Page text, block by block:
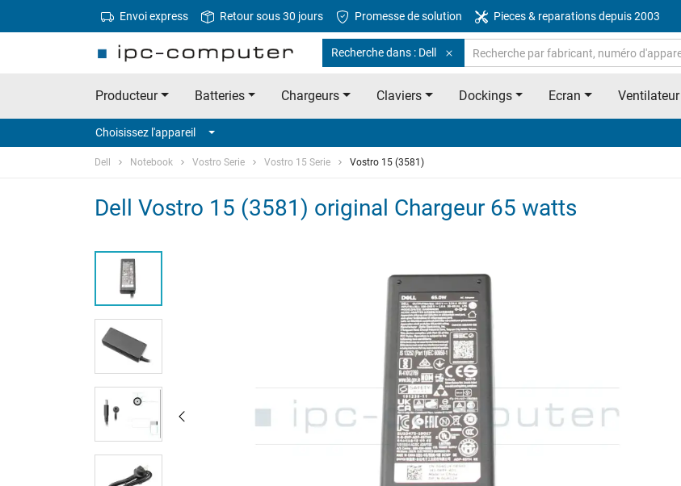
Envoi express Retour sous 30 jours Promesse de solution Pieces & reparations depuis 2003
Recherche dans : Dell
Producteur Batteries Chargeurs Claviers Dockings Ecran Ventilateur
Choisissez l'appareil
Dell Notebook Vostro Serie Vostro 15 Serie Vostro 15 (3581)
Dell Vostro 15 (3581) original Chargeur 65 watts